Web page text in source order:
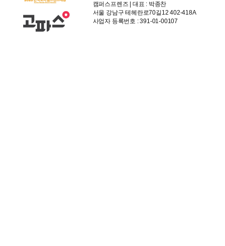
캠퍼스프렌즈 | 대표 : 박종찬
서울 강남구 테헤란로70길12 402-418A
사업자 등록번호 : 391-01-00107